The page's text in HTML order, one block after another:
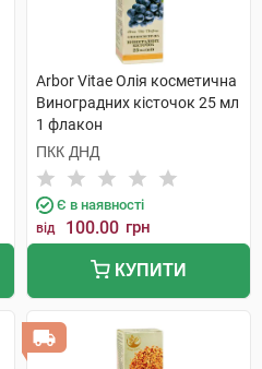
Arbor Vitae Олія косметична
Виноградних кісточок 25 мл
1 флакон
ПКК ДНД
Є в наявності
від 100.00 грн
КУПИТИ